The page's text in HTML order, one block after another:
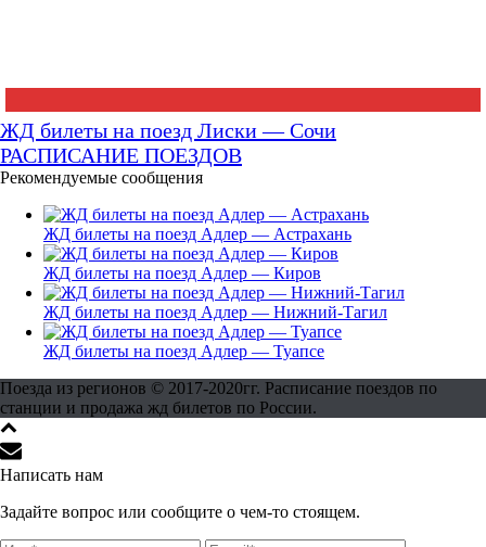
ЖД билеты на поезд Лиски — Сочи
РАСПИСАНИЕ ПОЕЗДОВ
Рекомендуемые сообщения
ЖД билеты на поезд Адлер — Астрахань
ЖД билеты на поезд Адлер — Киров
ЖД билеты на поезд Адлер — Нижний-Тагил
ЖД билеты на поезд Адлер — Туапсе
Поезда из регионов © 2017-2020гг. Расписание поездов по
станции и продажа жд билетов по России.
Написать нам
Задайте вопрос или сообщите о чем-то стоящем.